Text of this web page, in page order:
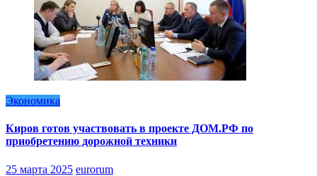
Экономика
Киров готов участвовать в проекте ДОМ.РФ по
приобретению дорожной техники
25 марта 2025 eurorum